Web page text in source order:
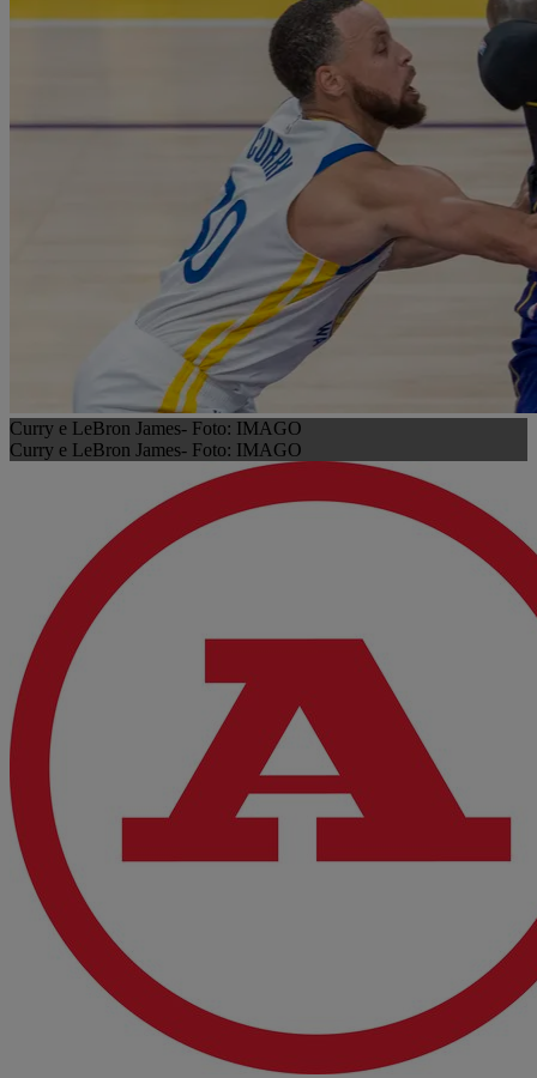
Curry e LeBron James- Foto: IMAGO
Curry e LeBron James- Foto: IMAGO